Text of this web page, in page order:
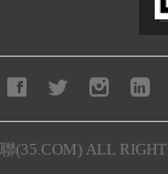
(35.COM) ALL